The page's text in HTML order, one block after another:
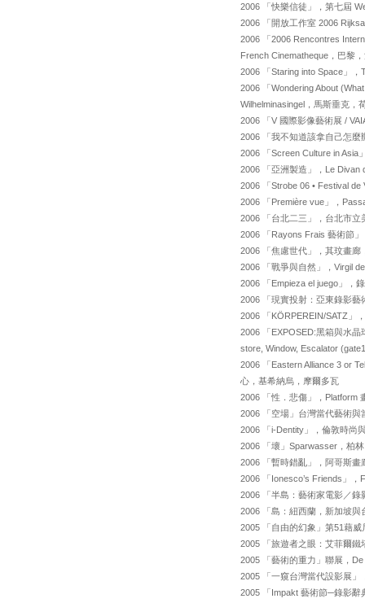
2006 「快樂信徒」，第七屆
2006 「開放工作室 2006
2006 「2006 Rencontres
French Cinematheque，巴黎
2006 「Staring into Space」
2006 「Wondering About
Wilhelminasingel，馬斯垂克，
2006 「V 國際影像藝術展 /
2006 「我不知道該拿自己怎
2006 「Screen Culture in Asia
2006 「亞洲製造」，Le Divan
2006 「Strobe 06 • Festival
2006 「Première vue」，
2006 「台北二三」，台北市立
2006 「Rayons Frais 藝術節
2006 「焦慮世代」，其玟畫廊
2006 「戰爭與自然」，Virgil
2006 「Empieza el juego」，
2006 「現實投射：亞東錄影
2006 「KÖRPEREIN/SATZ」
2006 「EXPOSED:黑箱與水
store, Window, Escalator
2006 「Eastern Alliance 3 or
心，基希納烏，摩爾多瓦
2006 「性．悲傷」，Platform
2006 「空場」台灣當代藝術
2006 「i-Dentity」，倫敦時尚
2006 「壞」Sparwasser，柏
2006 「暫時錯亂」，阿哥斯畫
2006 「Ionesco’s Friends」
2006 「半島：藝術家電影／
2006 「島：紐西蘭，新加坡
2005 「自由的幻象」第51藉
2005 「旅遊者之眼：艾菲爾
2005 「藝術的重力」聯展，
2005 「一窺台灣當代設影展
2005 「Impakt 藝術節─錄影